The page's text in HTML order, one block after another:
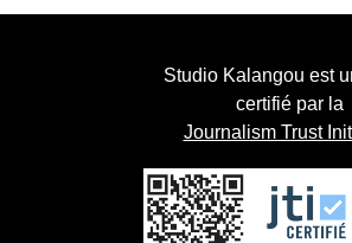
Studio Kalangou est
certifié par la
Journalism Trust